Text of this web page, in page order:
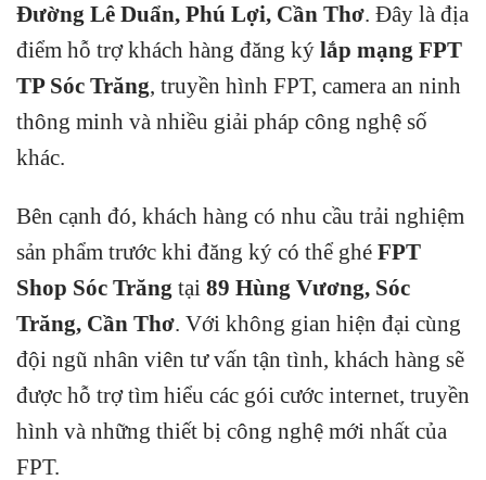
Đường Lê Duẩn, Phú Lợi, Cần Thơ. Đây là địa
điểm hỗ trợ khách hàng đăng ký lắp mạng FPT
TP Sóc Trăng, truyền hình FPT, camera an ninh
thông minh và nhiều giải pháp công nghệ số
khác.
Bên cạnh đó, khách hàng có nhu cầu trải nghiệm
sản phẩm trước khi đăng ký có thể ghé FPT
Shop Sóc Trăng tại 89 Hùng Vương, Sóc
Trăng, Cần Thơ. Với không gian hiện đại cùng
đội ngũ nhân viên tư vấn tận tình, khách hàng sẽ
được hỗ trợ tìm hiểu các gói cước internet, truyền
hình và những thiết bị công nghệ mới nhất của
FPT.